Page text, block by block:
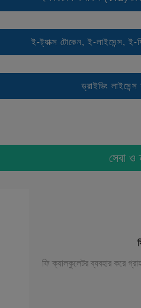
ই-ট্যাক্স টোকেন, ই-লাইসেন্স, ই-
ড্রাইভিং
সেবা ও
ফি ক্যালকুলেটর ব্যবহার করে